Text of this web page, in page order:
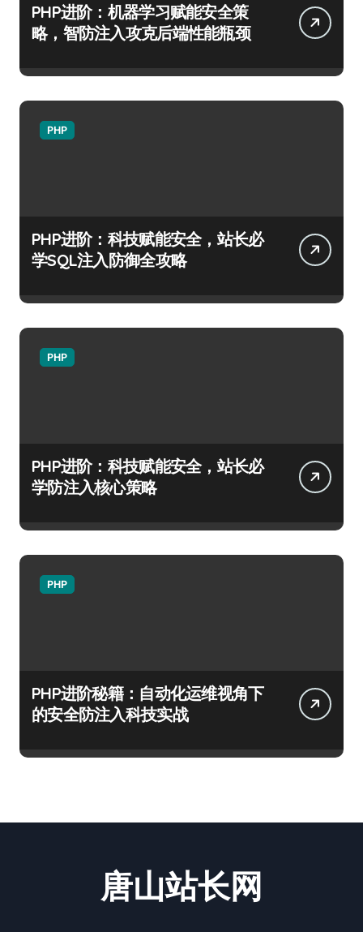
PHP进阶：机器学习赋能安全策
略，智防注入攻克后端性能瓶颈
PHP
PHP进阶：科技赋能安全，站长必
学SQL注入防御全攻略
PHP
PHP进阶：科技赋能安全，站长必
学防注入核心策略
PHP
PHP进阶秘籍：自动化运维视角下
的安全防注入科技实战
唐山站长网